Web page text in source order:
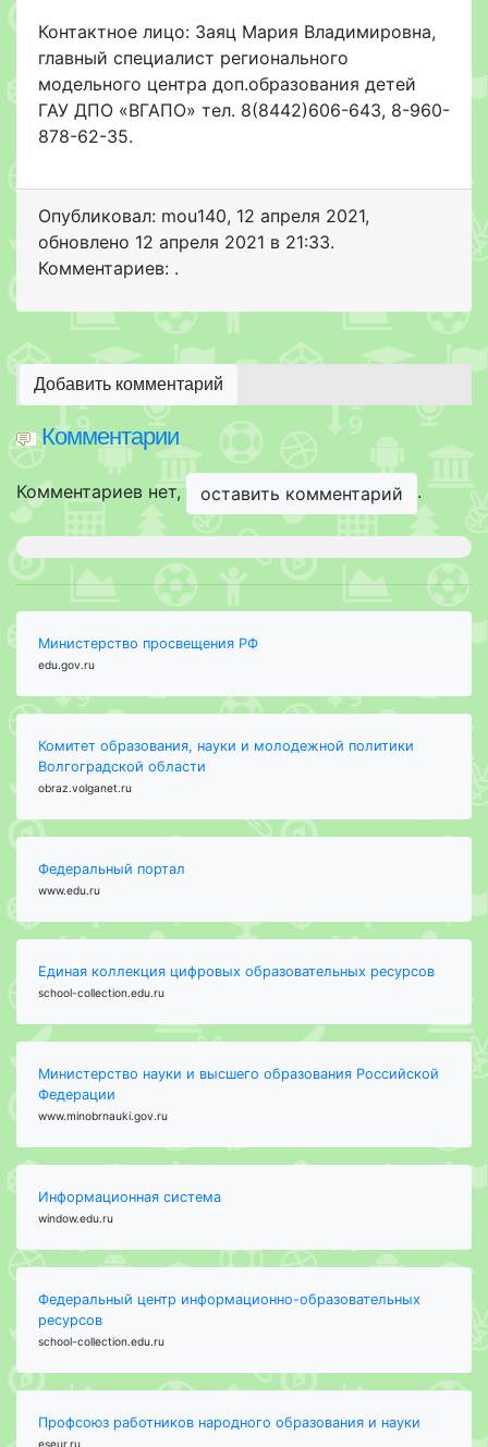
Контактное лицо: Заяц Мария Владимировна,
главный специалист регионального
модельного центра доп.образования детей
ГАУ ДПО «ВГАПО» тел. 8(8442)606-643, 8-960-
878-62-35.
Опубликовал: mou140, 12 апреля 2021,
обновлено 12 апреля 2021 в 21:33.
Комментариев: .
Добавить комментарий
Комментарии
Комментариев нет, оставить комментарий .
Министерство просвещения РФ
edu.gov.ru
Комитет образования, науки и молодежной политики
Волгоградской области
obraz.volganet.ru
Федеральный портал
www.edu.ru
Единая коллекция цифровых образовательных ресурсов
school-collection.edu.ru
Министерство науки и высшего образования Российской
Федерации
www.minobrnauki.gov.ru
Информационная система
window.edu.ru
Федеральный центр информационно-образовательных
ресурсов
school-collection.edu.ru
Профсоюз работников народного образования и науки
eseur.ru